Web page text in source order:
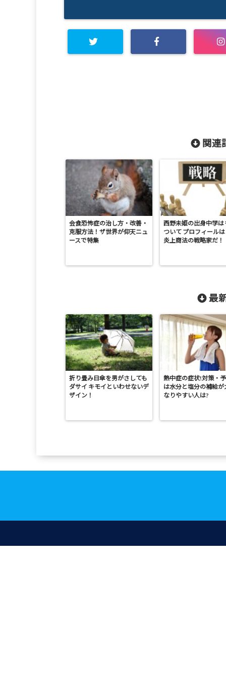
関連
会食恐怖症の治し方・改善・
克服方法！ザ世界が仰天ニュ
ースで特集
西野未姫の出身中学は
ついて プロフィールは
炎上商法の戦略家だ！
最
折り畳み日傘を男がさしても
ダサイ キモイといわせないデ
ザイン！
熱中症の症状!対策・
は水分と塩分の補給が
なりやすい人は?